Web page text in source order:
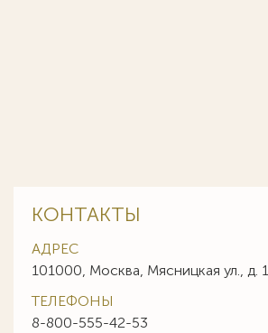
КОНТАКТЫ
АДРЕС
101000, Москва, Мясницкая ул., д.
ТЕЛЕФОНЫ
8-800-555-42-53